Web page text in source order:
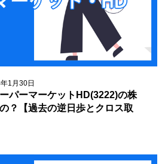
1月30日
パーマーケットHD(3222)の株
？【過去の逆日歩とクロス取